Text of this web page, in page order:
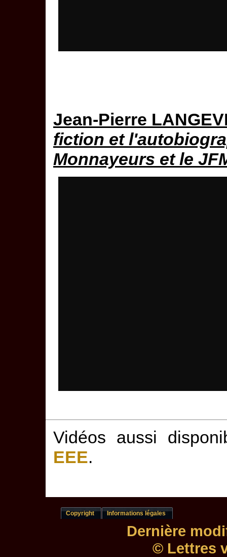
Jean-Pierre
fiction et
Monnayeurs et le
Vidéos aussi
EEE.
Copyright Informations légales
Dernière
© Lettres